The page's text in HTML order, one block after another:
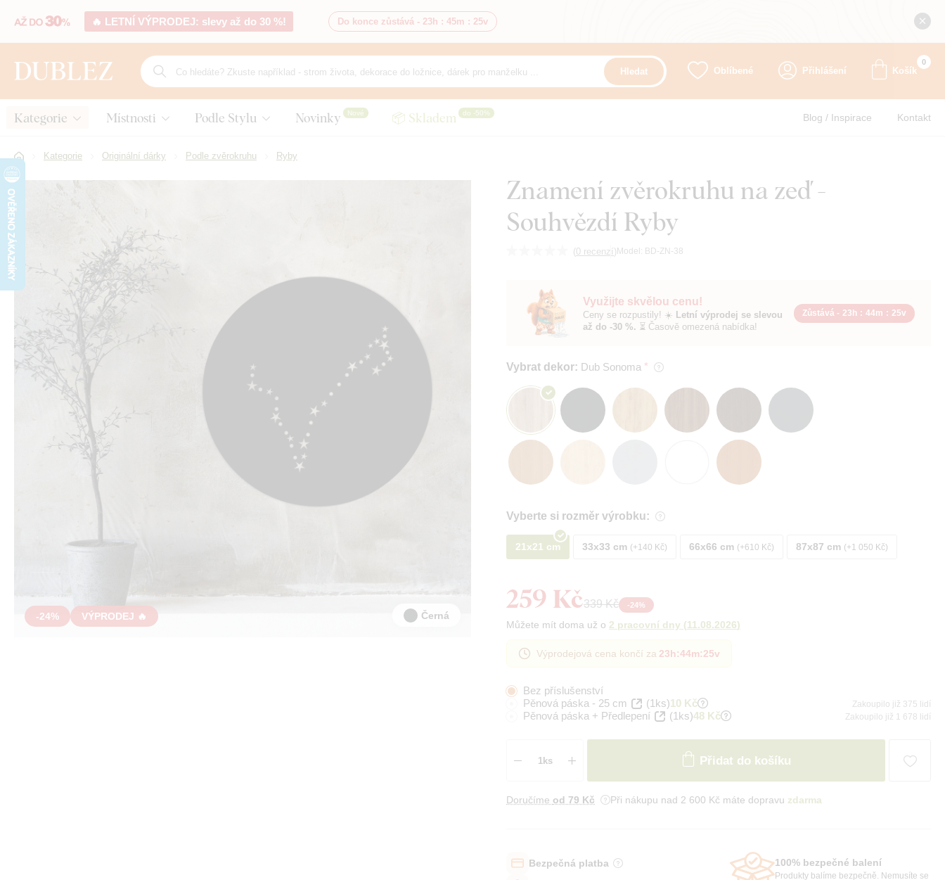
🔥 LETNÍ VÝPRODEJ: slevy až do 30 %! Do konce zůstává - 23h : 45m : 23v
Hledat Oblíbené Přihlášení Košík
0
Kategorie Místnosti Podle Stylu Novinky Nové 📦 Skladem do -50% Blog / Inspirace Kontakt
Kategorie Originální dárky Podle zvěrokruhu Ryby
Znamení zvěrokruhu na zeď -
Souhvězdí Ryby
(0 recenzí) Model: BD-ZN-38
-24% VÝPRODEJ 🔥 Černá
Využijte skvělou cenu!
Ceny se rozpustily! ☀️ Letní výprodej se slevou
až do -30 %. ⏳ Časově omezená nabídka!
Zůstává - 23h : 44m : 23v
Vybrat dekor: Dub Sonoma
Vyberte si rozměr výrobku:
21x21 cm 33x33 cm +140 Kč 66x66 cm +610 Kč 87x87 cm +1 050 Kč
259 Kč339 Kč -24%
Můžete mít doma už o 2 pracovní dny (11.08.2026)
Výprodejová cena končí za 23h:44m:23v
Bez příslušenství
Pěnová páska - 25 cm
(1ks)10 Kč Zakoupilo již 375 lidí
Pěnová páska + Předlepení (1ks)48 Kč Zakoupilo již 1 678 lidí
Přidat do košíku
Doručíme od 79 Kč Při nákupu nad 2 600 Kč máte dopravu zdarma
Bezpečná platba
100% bezpečné balení
Produkty balíme bezpečně. Nemusíte se